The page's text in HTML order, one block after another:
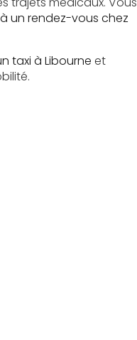
un rendez-vous chez
taxi à Libourne et